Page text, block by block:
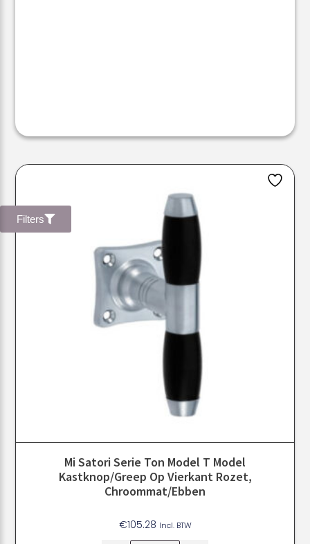
Filters
Mi Satori Serie Ton Model T Model
Kastknop/greep Op Vierkant Rozet,
Chroommat/ebben
€105.28 Incl. BTW